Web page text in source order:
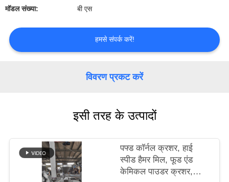
संपर्क
करें
समाचार
PRIVACY
POLICY
मॉडल संख्या: बी एस
हमसे संपर्क करें!
विवरण प्रकट करें
इसी तरह के उत्पादों
पफ्ड कॉर्नल क्रशर, हाई
स्पीड हैमर मिल, फूड एंड
केमिकल पाउडर क्रशर,